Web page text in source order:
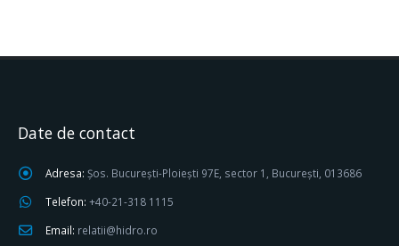
Date de contact
Adresa: Șos. București-Ploiești 97E, sector 1, București, 013686
Telefon: +40-21-318 1115
Email: relatii@hidro.ro